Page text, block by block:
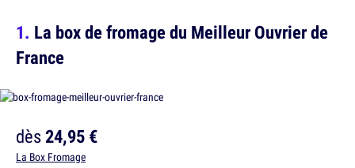
La box de fromage du Meilleur Ouvrier de
France
dès24,95 €
La Box Fromage